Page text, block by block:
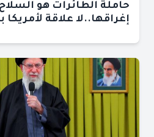
حاملة الطائرات هو السلاح
إغراقها..لا علاقة